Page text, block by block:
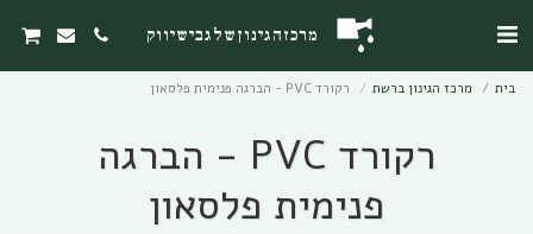
מרכז הגינון של גבי שיווק
בית מרכז הגינון ברשת רקורד PVC - הברגה פנימית פלסאון
רקורד PVC - הברגה
פנימית פלסאון